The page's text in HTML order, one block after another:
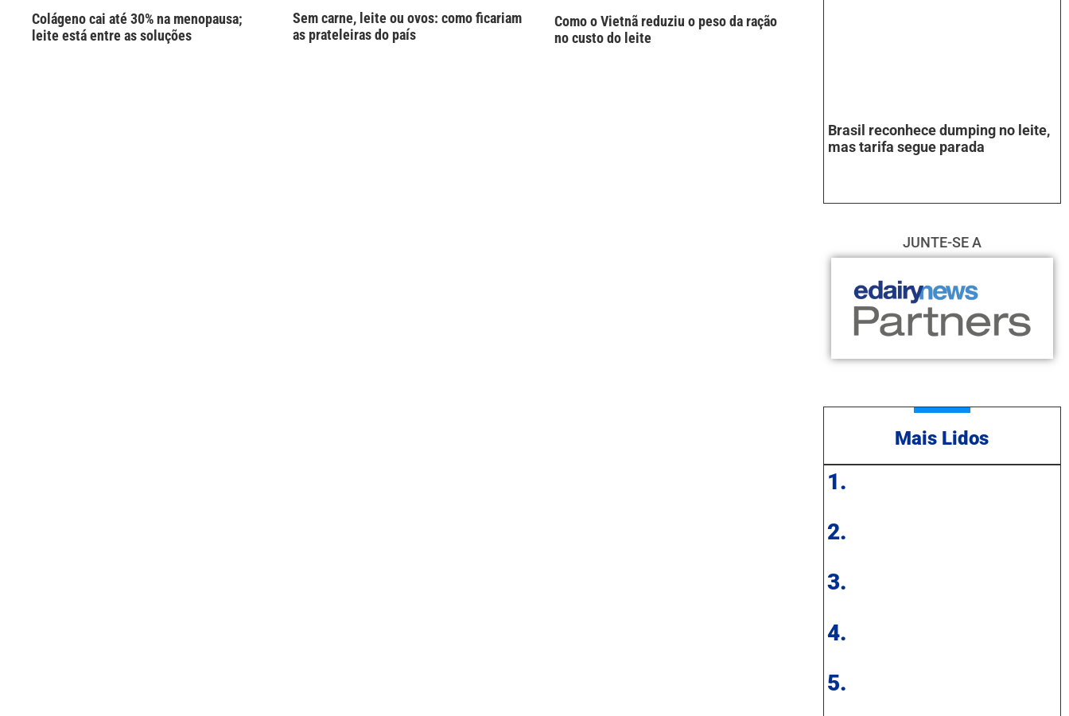
Colágeno cai até 30% na menopausa;
leite está entre as soluções
Sem carne, leite ou ovos: como ficariam
as prateleiras do país
Como o Vietnã reduziu o peso da ração
no custo do leite
Brasil reconhece dumping no leite,
mas tarifa segue parada
JUNTE-SE A
Mais Lidos
1.
2.
3.
4.
5.